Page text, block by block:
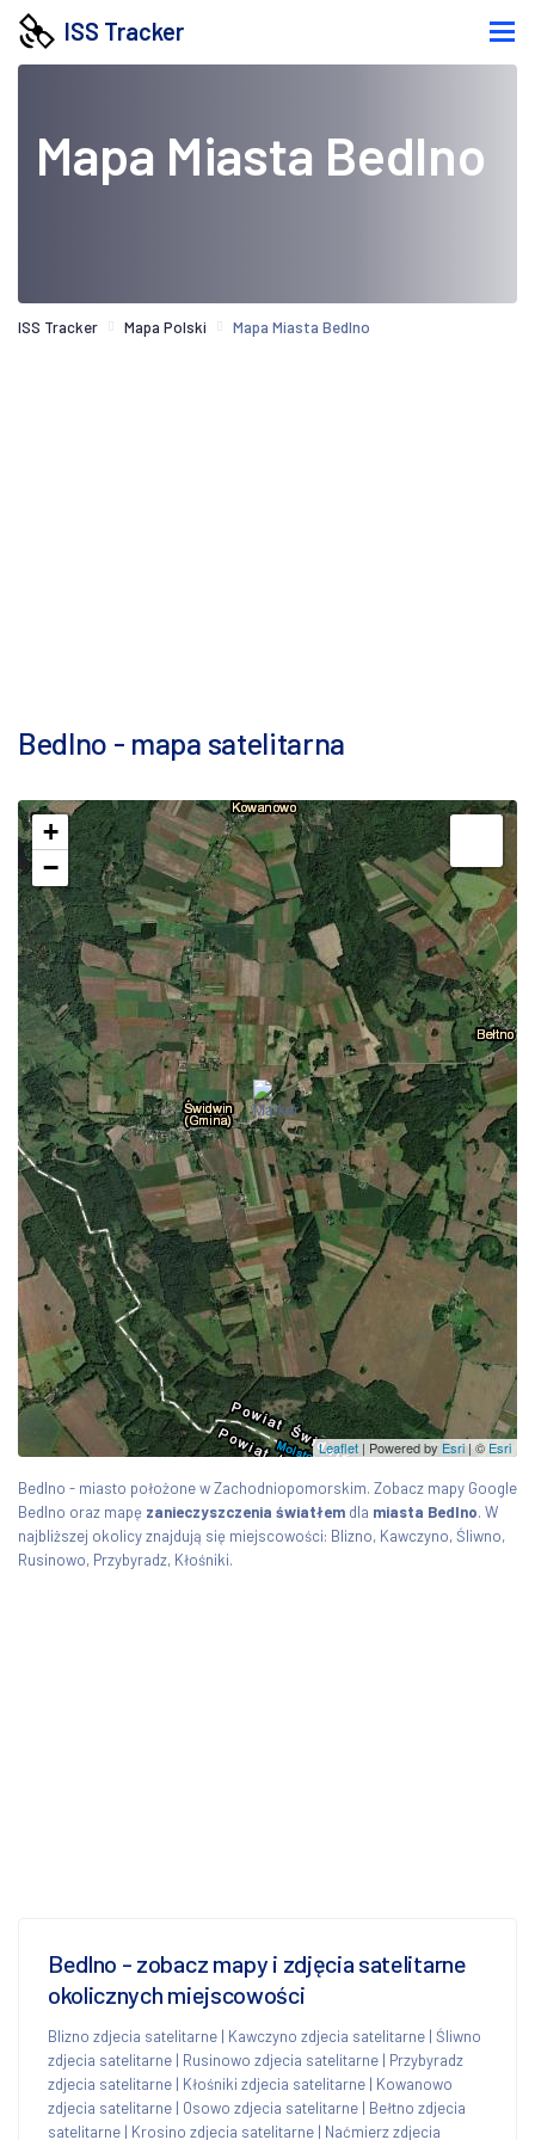
ISS Tracker
Mapa Miasta Bedlno
ISS Tracker Mapa Polski Mapa Miasta Bedlno
Bedlno - mapa satelitarna
+
−
Leaflet | Powered by Esri | © Esri
Bedlno - miasto położone w Zachodniopomorskim. Zobacz mapy Google
Bedlno oraz mapę zanieczyszczenia światłem dla miasta Bedlno. W
najbliższej okolicy znajdują się miejscowości: Blizno, Kawczyno, Śliwno,
Rusinowo, Przybyradz, Kłośniki.
Bedlno - zobacz mapy i zdjęcia satelitarne
okolicznych miejscowości
Blizno zdjecia satelitarne | Kawczyno zdjecia satelitarne | Śliwno
zdjecia satelitarne | Rusinowo zdjecia satelitarne | Przybyradz
zdjecia satelitarne | Kłośniki zdjecia satelitarne | Kowanowo
zdjecia satelitarne | Osowo zdjecia satelitarne | Bełtno zdjecia
satelitarne | Krosino zdjecia satelitarne | Naćmierz zdjecia